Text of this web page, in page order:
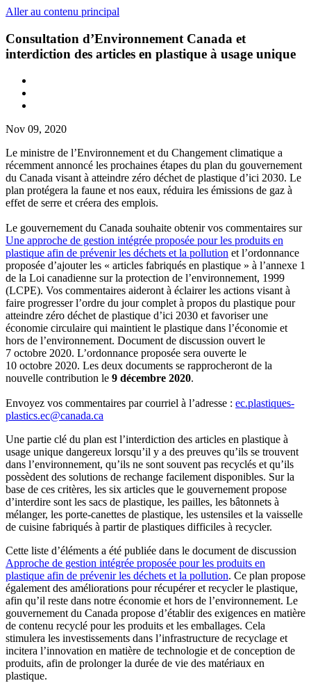
Aller au contenu principal
Consultation d’Environnement Canada et
interdiction des articles en plastique à usage unique
Nov 09, 2020
Le ministre de l’Environnement et du Changement climatique a
récemment annoncé les prochaines étapes du plan du gouvernement
du Canada visant à atteindre zéro déchet de plastique d’ici 2030. Le
plan protégera la faune et nos eaux, réduira les émissions de gaz à
effet de serre et créera des emplois.
Le gouvernement du Canada souhaite obtenir vos commentaires sur
Une approche de gestion intégrée proposée pour les produits en
plastique afin de prévenir les déchets et la pollution et l’ordonnance
proposée d’ajouter les « articles fabriqués en plastique » à l’annexe 1
de la Loi canadienne sur la protection de l’environnement, 1999
(LCPE). Vos commentaires aideront à éclairer les actions visant à
faire progresser l’ordre du jour complet à propos du plastique pour
atteindre zéro déchet de plastique d’ici 2030 et favoriser une
économie circulaire qui maintient le plastique dans l’économie et
hors de l’environnement. Document de discussion ouvert le
7 octobre 2020. L’ordonnance proposée sera ouverte le
10 octobre 2020. Les deux documents se rapprocheront de la
nouvelle contribution le 9 décembre 2020.
Envoyez vos commentaires par courriel à l’adresse : ec.plastiques-
plastics.ec@canada.ca
Une partie clé du plan est l’interdiction des articles en plastique à
usage unique dangereux lorsqu’il y a des preuves qu’ils se trouvent
dans l’environnement, qu’ils ne sont souvent pas recyclés et qu’ils
possèdent des solutions de rechange facilement disponibles. Sur la
base de ces critères, les six articles que le gouvernement propose
d’interdire sont les sacs de plastique, les pailles, les bâtonnets à
mélanger, les porte-canettes de plastique, les ustensiles et la vaisselle
de cuisine fabriqués à partir de plastiques difficiles à recycler.
Cette liste d’éléments a été publiée dans le document de discussion
Approche de gestion intégrée proposée pour les produits en
plastique afin de prévenir les déchets et la pollution. Ce plan propose
également des améliorations pour récupérer et recycler le plastique,
afin qu’il reste dans notre économie et hors de l’environnement. Le
gouvernement du Canada propose d’établir des exigences en matière
de contenu recyclé pour les produits et les emballages. Cela
stimulera les investissements dans l’infrastructure de recyclage et
incitera l’innovation en matière de technologie et de conception de
produits, afin de prolonger la durée de vie des matériaux en
plastique.